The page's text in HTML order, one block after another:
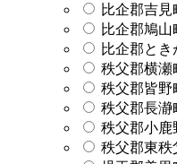
比企郡吉見
比企郡鳩山
比企郡とき
秩父郡横瀬
秩父郡皆野
秩父郡長瀞
秩父郡小鹿
秩父郡東秩